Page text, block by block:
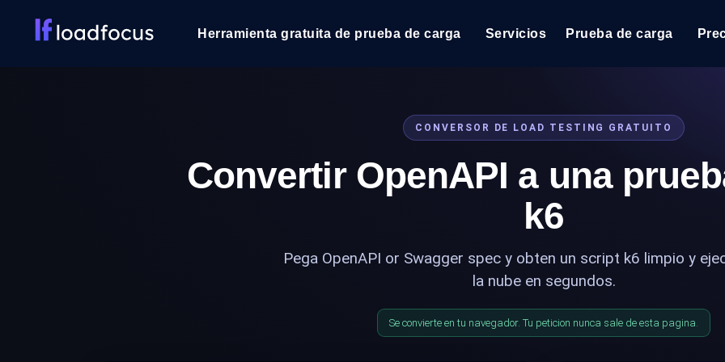
Herramienta gratuita de prueba de carga Servicios
Vea cómo funcionan sus sitios web o API bajo carga.
k6 pruebas de carga
Ejecuta pruebas de carga k6 JavaScript desde más
ubicaciones cloud con análisis de IA.
Load testing liderado por expertos: escribimos los
los ejecutamos a escala y entregamos el informe.
Prueba de carga
Extensiones
Tres extensiones de Chrome
Informes
CONVERSOR DE LOAD TESTING GRATUITO
Convertir OpenAPI a una
k6
Pega OpenAPI or Swagger spec y obten un script k6 limpio y
la nube en segundos.
Se convierte en tu navegador. Tu peticion nunca sale de esta pagina.